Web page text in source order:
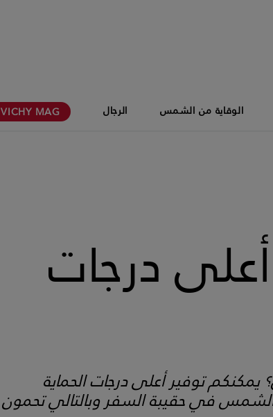
الوقاية من الشمس الرجال VICHYMAG
درجات
توفير أعلى درجات الحماية
في حقيبة السفر وبالتالي تحمون